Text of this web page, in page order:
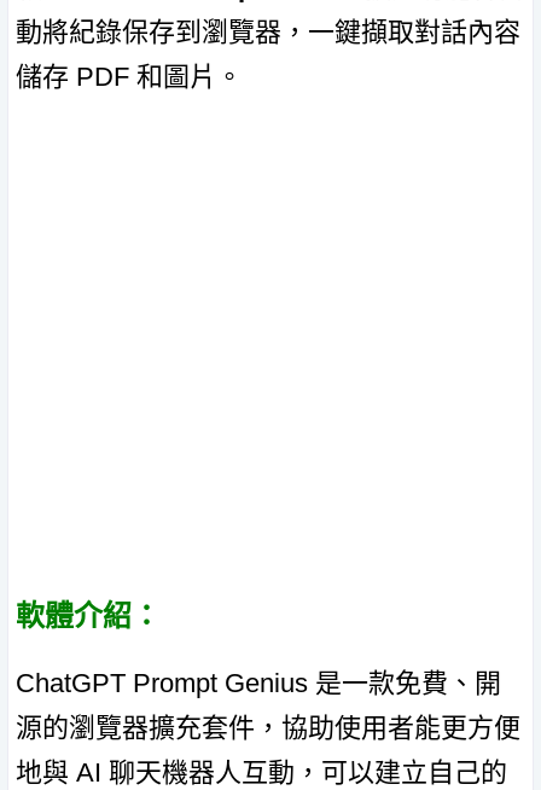
動將紀錄保存到瀏覽器，一鍵擷取對話內容
儲存 PDF 和圖片。
軟體介紹：
ChatGPT Prompt Genius 是一款免費、開
源的瀏覽器擴充套件，協助使用者能更方便
地與 AI 聊天機器人互動，可以建立自己的